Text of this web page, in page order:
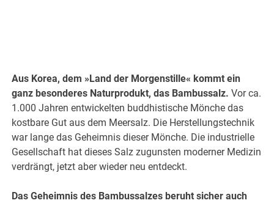
Aus Korea, dem »Land der Morgenstille« kommt ein
ganz besonderes Naturprodukt, das Bambussalz. Vor ca.
1.000 Jahren entwickelten buddhistische Mönche das
kostbare Gut aus dem Meersalz. Die Herstellungstechnik
war lange das Geheimnis dieser Mönche. Die industrielle
Gesellschaft hat dieses Salz zugunsten moderner Medizin
verdrängt, jetzt aber wieder neu entdeckt.
Das Geheimnis des Bambussalzes beruht sicher auch